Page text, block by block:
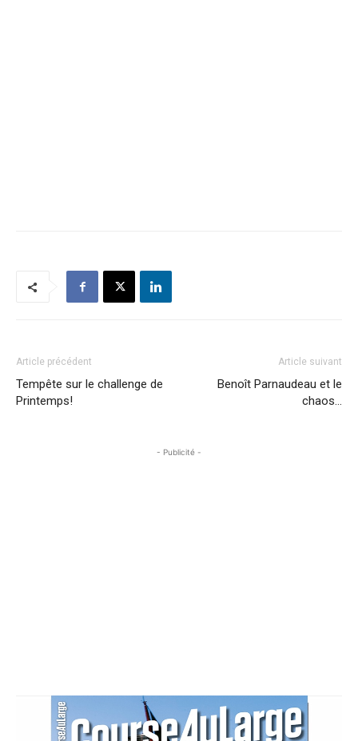
Article précédent
Tempête sur le challenge de
Printemps!
Article suivant
Benoît Parnaudeau et le
chaos…
- Publicité -